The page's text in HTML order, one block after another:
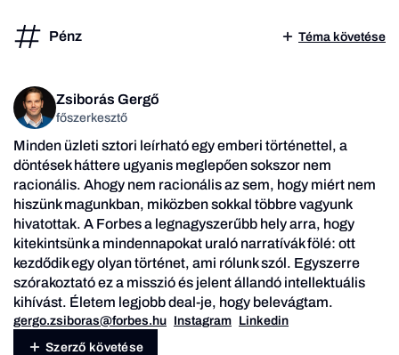
Pénz Téma követése
Zsiborás Gergő
főszerkesztő
Minden üzleti sztori leírható egy emberi történettel, a
döntések háttere ugyanis meglepően sokszor nem
racionális. Ahogy nem racionális az sem, hogy miért nem
hiszünk magunkban, miközben sokkal többre vagyunk
hivatottak. A Forbes a legnagyszerűbb hely arra, hogy
kitekintsünk a mindennapokat uraló narratívák fölé: ott
kezdődik egy olyan történet, ami rólunk szól. Egyszerre
szórakoztató ez a misszió és jelent állandó intellektuális
kihívást. Életem legjobb deal-je, hogy belevágtam.
gergo.zsiboras@forbes.hu Instagram Linkedin
Szerző követése